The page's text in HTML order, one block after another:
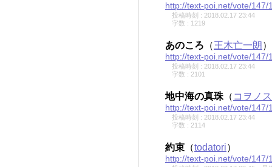
http://text-poi.net/vote/147/
投稿時刻 : 2018.02.17 23:44
字数 : 1219
あのころ （王木亡一朗 ）
http://text-poi.net/vote/147/
投稿時刻 : 2018.02.17 23:44
字数 : 2101
地中海の真珠 （ コヲノ
http://text-poi.net/vote/147/
投稿時刻 : 2018.02.17 23:44
字数 : 2114
約束 （todatori）
http://text-poi.net/vote/147/